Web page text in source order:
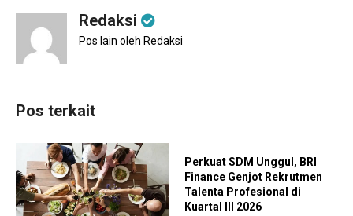
Redaksi
Pos lain oleh Redaksi
Pos terkait
Perkuat SDM Unggul, BRI
Finance Genjot Rekrutmen
Talenta Profesional di
Kuartal III 2026